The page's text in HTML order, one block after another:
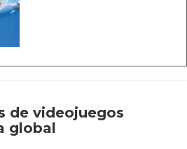
de videojuegos
global